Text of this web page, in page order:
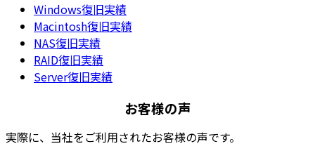
Windows復旧実績
Macintosh復旧実績
NAS復旧実績
RAID復旧実績
Server復旧実績
お客様の声
実際に、当社をご利用されたお客様の声です。